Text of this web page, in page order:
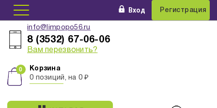
Вход Регистрация
info@limpopo56.ru
8 (3532) 67-06-06
Вам перезвонить?
Корзина
0 позиций, на 0 ₽